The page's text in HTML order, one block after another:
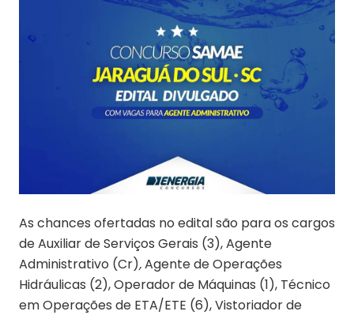
As chances ofertadas no edital são para os cargos
de Auxiliar de Serviços Gerais (3), Agente
Administrativo (Cr),Agente de Operações
Hidráulicas (2), Operador de Máquinas (1), Técnico
em Operações de ETA/ETE (6), Vistoriador de